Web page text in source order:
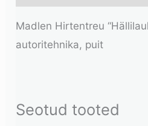
Madlen Hirtentreu
autoritehnika, puit
Seotud tooted